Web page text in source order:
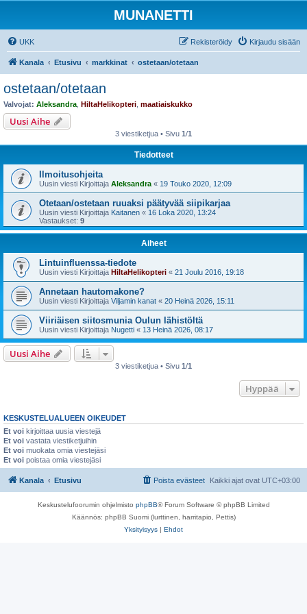
MUNANETTI
UKK Kirjaudu sisään
Rekisteröidy
Kanala Etusivu markkinat ostetaan/otetaan
ostetaan/otetaan
Valvojat: Aleksandra HiltaHelikopteri maatiaiskukko
Uusi Aihe
3 viestiketjua • Sivu 1/1
Tiedotteet
Ilmoitusohjeita
Uusin viesti Kirjoittaja Aleksandra « 19 Touko 2020, 12:09
Otetaan/ostetaan ruuaksi päätyvää siipikarjaa
Uusin viesti Kirjoittaja Kaitanen « 16 Loka 2020, 13:24
Vastaukset: 9
Aiheet
Lintuinfluenssa-tiedote
Uusin viesti Kirjoittaja HiltaHelikopteri « 21 Joulu 2016, 19:18
Annetaan hautomakone?
Uusin viesti Kirjoittaja Viljamin kanat « 20 Heinä 2026, 15:11
Viiriäisen siitosmunia Oulun lähistöltä
Uusin viesti Kirjoittaja Nugetti « 13 Heinä 2026, 08:17
Uusi Aihe
3 viestiketjua • Sivu 1/1
Hyppää
KESKUSTELUALUEEN OIKEUDET
Et voi kirjoittaa uusia viestejä
Et voi vastata viestiketjuihin
Et voi muokata omia viestejäsi
Et voi poistaa omia viestejäsi
Kanala Etusivu Kaikki ajat ovat UTC+03:00
Poista evästeet
Keskustelufoorumin ohjelmisto phpBB® Forum Software © phpBB Limited
Käännös: phpBB Suomi (lurttinen, harritapio, Pettis)
Yksityisyys | Ehdot